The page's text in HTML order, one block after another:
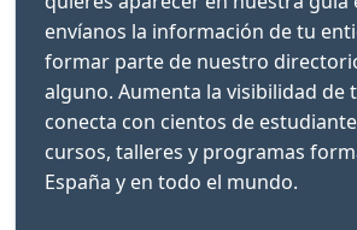
envíanos la información de tu
formar parte de nuestro
alguno. Aumenta la visibilidad de
conecta con cientos de
cursos, talleres y programas
España y en todo el mundo.